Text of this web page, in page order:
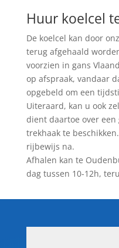
Huur koelcel
De koelcel kan door
terug afgehaald
voorzien in gans
op afspraak, vandaar
opgebeld om een
Uiteraard, kan u ook
dient daartoe over een
trekhaak te
rijbewijs na.
Afhalen kan te
dag tussen 10-12h,